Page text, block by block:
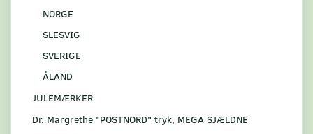
NORGE
SLESVIG
SVERIGE
ÅLAND
JULEMÆRKER
Dr. Margrethe "POSTNORD" tryk, MEGA SJÆLDNE